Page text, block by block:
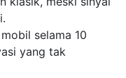
selama 10
yang tak